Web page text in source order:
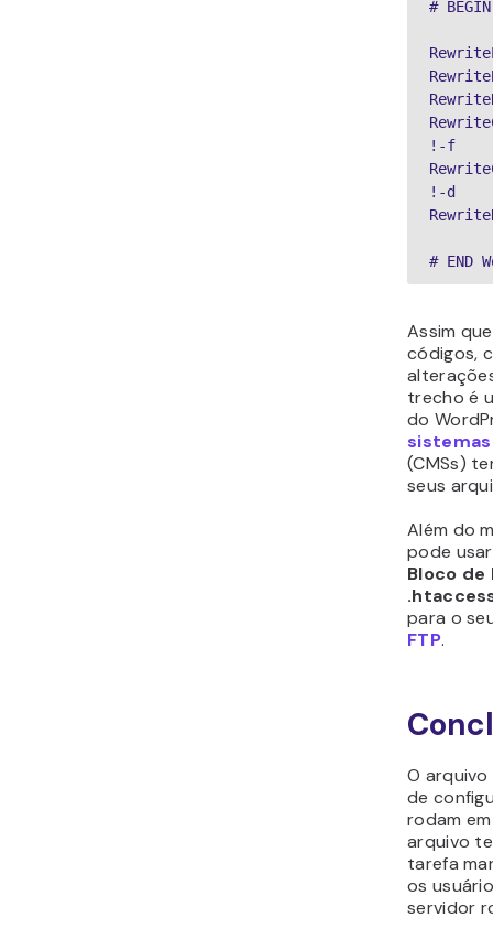
#
!-f
!-d
# END
Assim
códigos,
trecho é
do
(CMSs)
seus
Além do
pode
Bloco de
para o
FTP.
O arquivo
de
rodam
arquivo
tarefa
os
servidor